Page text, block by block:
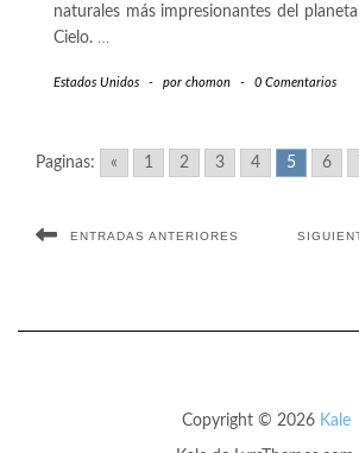
naturales más impresionantes del
Cielo. …
Estados Unidos - por chomon - 0 Comentarios
Paginas: « 1 2 3 4 5 6
ENTRADAS ANTERIORES
Copyright © 2026 Kale